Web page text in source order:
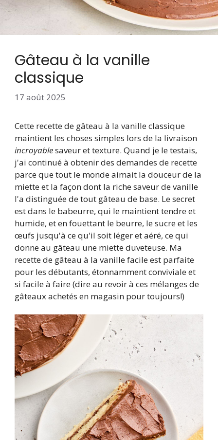
Gâteau à la vanille
classique
17 août 2025
Cette recette de gâteau à la vanille classique
maintient les choses simples lors de la livraison
incroyablesaveur et texture. Quand je le testais,
j'ai continué à obtenir des demandes de recette
parce que tout le monde aimait la douceur de la
miette et la façon dont la riche saveur de vanille
l'a distinguée de tout gâteau de base. Le secret
est dans le babeurre, qui le maintient tendre et
humide, et en fouettant le beurre, le sucre et les
œufs jusqu'à ce qu'il soit léger et aéré, ce qui
donne au gâteau une miette duveteuse. Ma
recette de gâteau à la vanille facile est parfaite
pour les débutants, étonnamment conviviale et
si facile à faire (dire au revoir à ces mélanges de
gâteaux achetés en magasin pour toujours!)